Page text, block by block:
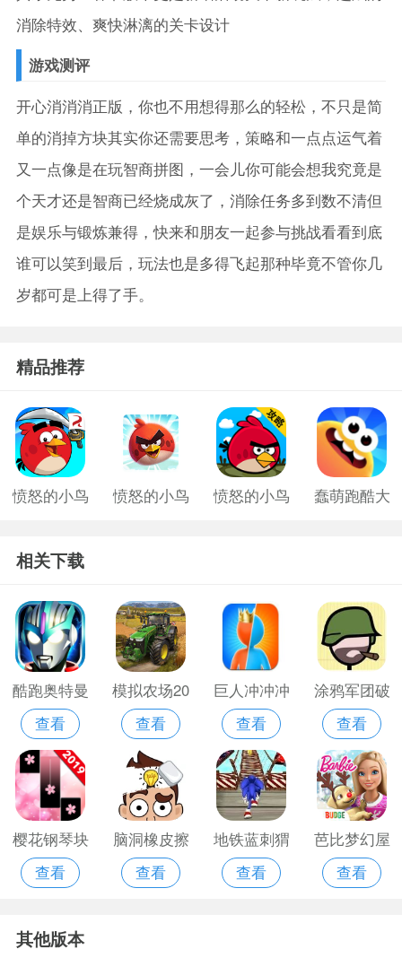
消除特效、爽快淋漓的关卡设计
游戏测评
开心消消消正版，你也不用想得那么的轻松，不只是简
单的消掉方块其实你还需要思考，策略和一点点运气着
又一点像是在玩智商拼图，一会儿你可能会想我究竟是
个天才还是智商已经烧成灰了，消除任务多到数不清但
是娱乐与锻炼兼得，快来和朋友一起参与挑战看看到底
谁可以笑到最后，玩法也是多得飞起那种毕竟不管你几
岁都可是上得了手。
精品推荐
愤怒的小鸟
愤怒的小鸟
愤怒的小鸟
蠢萌跑酷大
相关下载
酷跑奥特曼
2游戏破解
版
查看
模拟农场20
无限金币版
本
查看
巨人冲冲冲
游戏
查看
涂鸦军团破
解版无限墨
水版
查看
樱花钢琴块
2020
查看
脑洞橡皮擦
查看
地铁蓝刺猬
安卓版
查看
芭比梦幻屋
冒险免费版
查看
其他版本